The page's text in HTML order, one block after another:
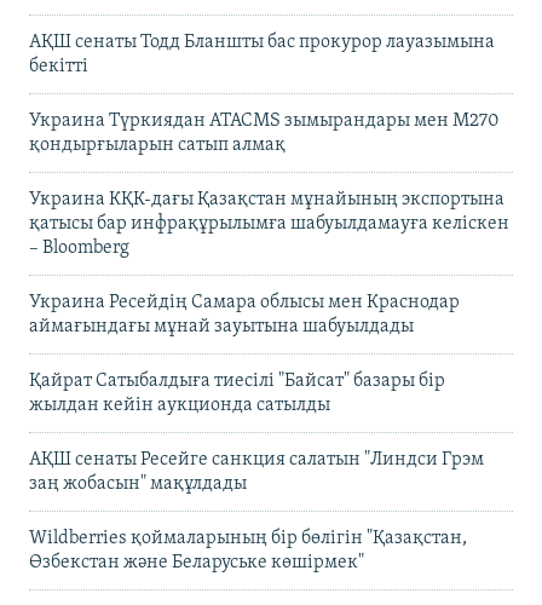
АҚШ сенаты Тодд Бланшты бас прокурор лауазымына
бекітті
Украина Түркиядан ATACMS зымырандары мен M270
қондырғыларын сатып алмақ
Украина КҚК-дағы Қазақстан мұнайының экспортына
қатысы бар инфрақұрылымға шабуылдамауға келіскен
– Bloomberg
Украина Ресейдің Самара облысы мен Краснодар
аймағындағы мұнай зауытына шабуылдады
Қайрат Сатыбалдыға тиесілі "Байсат" базары бір
жылдан кейін аукционда сатылды
АҚШ сенаты Ресейге санкция салатын "Линдси Грэм
заң жобасын" мақұлдады
Wildberries қоймаларының бір бөлігін "Қазақстан,
Өзбекстан және Беларуське көшірмек"